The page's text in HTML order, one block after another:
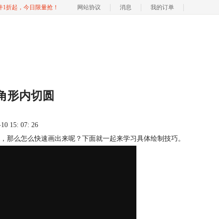
折起，今日限量抢！ 网站协议 消息 我的订单
形内切圆
15: 07: 26
么怎么快速画出来呢？下面就一起来学习具体绘制技巧。